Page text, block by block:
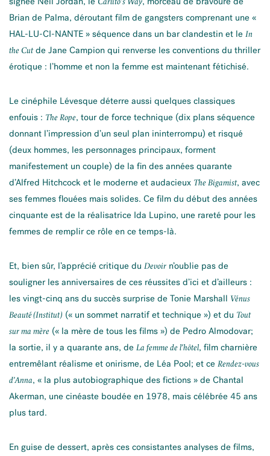
Brian de Palma, déroutant film de gangsters comprenant une «
HAL-LU-CI-NANTE » séquence dans un bar clandestin et le In
the Cutde Jane Campion qui renverse les conventions du thriller
érotique : l’homme et non la femme est maintenant fétichisé.
Le cinéphile Lévesque déterre aussi quelques classiques
enfouis : The Rope, tour de force technique (dix plans séquence
donnant l’impression d’un seul plan ininterrompu) et risqué
(deux hommes, les personnages principaux, forment
manifestement un couple) de la fin des années quarante
d’Alfred Hitchcock et le moderne et audacieux The Bigamist, avec
ses femmes flouées mais solides. Ce film du début des années
cinquante est de la réalisatrice Ida Lupino, une rareté pour les
femmes de remplir ce rôle en ce temps-là.
Et, bien sûr, l’apprécié critique du Devoir n’oublie pas de
souligner les anniversaires de ces réussites d’ici et d’ailleurs :
les vingt-cinq ans du succès surprise de Tonie Marshall Vénus
Beauté (Institut) (« un sommet narratif et technique ») et du Tout
sur ma mère (« la mère de tous les films ») de Pedro Almodovar;
la sortie, il y a quarante ans, de La femme de l’hôtel, film charnière
entremêlant réalisme et onirisme, de Léa Pool; et ce Rendez-vous
d’Anna, « la plus autobiographique des fictions » de Chantal
Akerman, une cinéaste boudée en 1978, mais célébrée 45 ans
plus tard.
En guise de dessert, après ces consistantes analyses de films,